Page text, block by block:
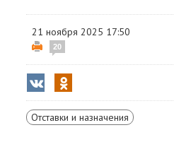
21 ноября 2025 17:50
20
Отставки и назначения